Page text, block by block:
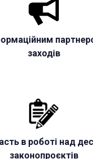
заходів
в роботі над
законопроєктів